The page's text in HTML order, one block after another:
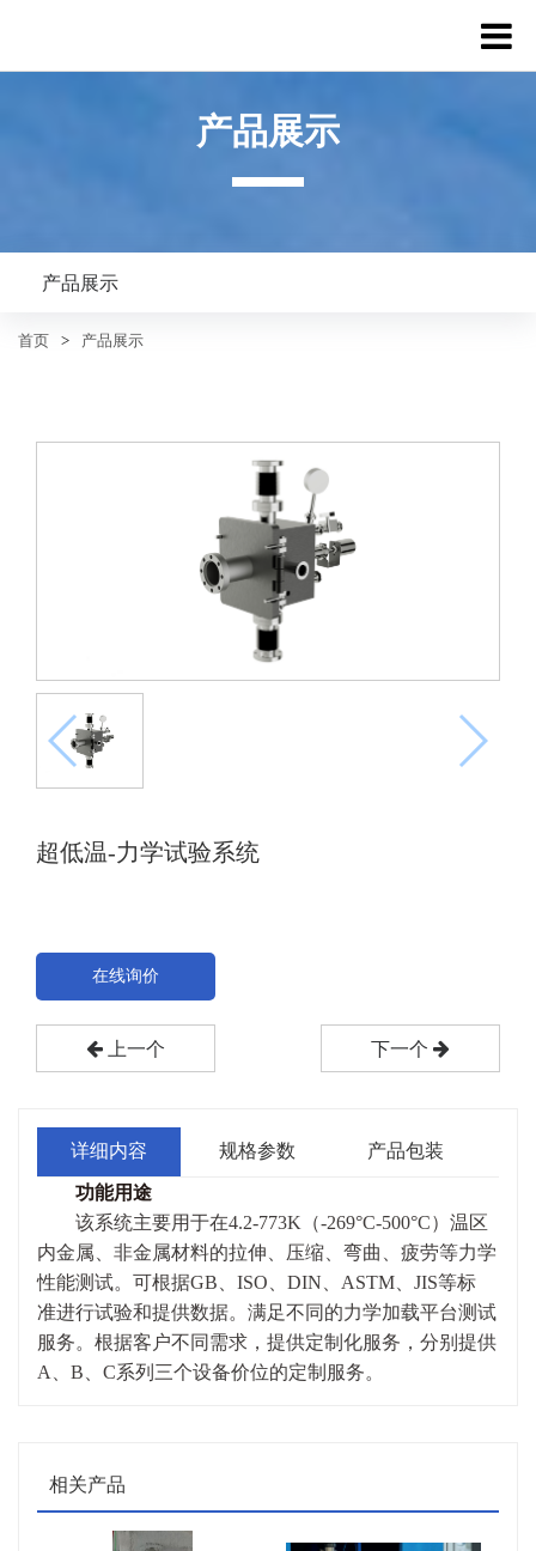
产品展示
产品展示
首页 > 产品展示
超低温-力学试验系统
在线询价
上一个 下一个
详细内容 规格参数 产品包装
功能用途
该系统主要用于在4.2-773K（-269°C-500°C）温区
内金属、非金属材料的拉伸、压缩、弯曲、疲劳等力学
性能测试。可根据GB、ISO、DIN、ASTM、JIS等标
准进行试验和提供数据。满足不同的力学加载平台测试
服务。根据客户不同需求，提供定制化服务，分别提供
A、B、C系列三个设备价位的定制服务。
相关产品